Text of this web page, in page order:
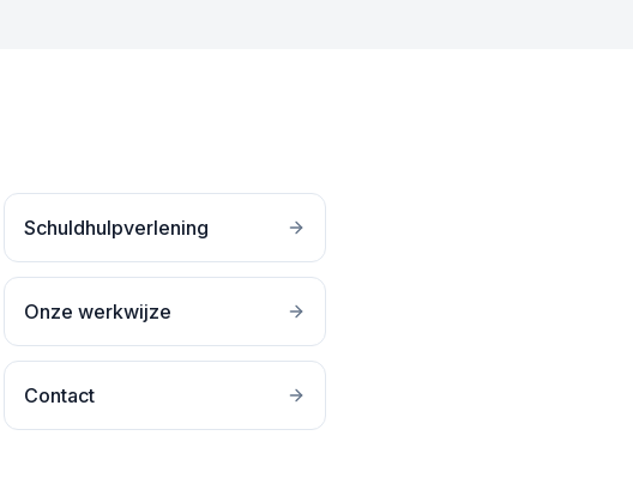
Schuldhulpverlening
Onze werkwijze
Contact